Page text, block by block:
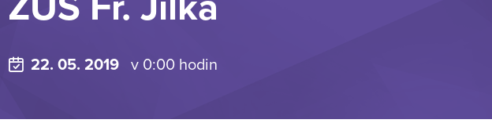
22. 05. 2019 v 0:00 hodin